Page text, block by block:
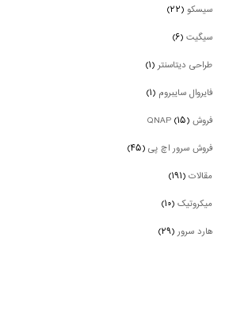
سیسکو(۲۲)
سیگیت(۶)
طراحی دیتاسنتر(۱)
فایروال سایبروم (۱)
فروش QNAP (۱۵)
فروش سرور اچ پی(۴۵)
مقالات(۱۹۱)
میکروتیک(۱۰)
هارد سرور(۲۹)